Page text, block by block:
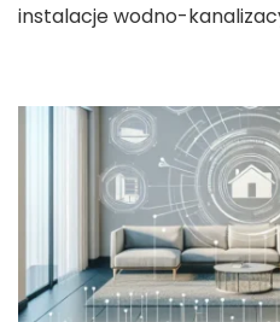
instalacje wodno-